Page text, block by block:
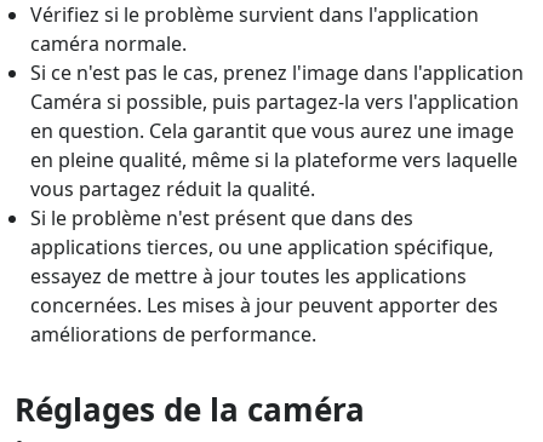
Vérifiez si le problème survient dans l'application
caméra normale.
Si ce n'est pas le cas, prenez l'image dans l'application
Caméra si possible, puis partagez-la vers l'application
en question. Cela garantit que vous aurez une image
en pleine qualité, même si la plateforme vers laquelle
vous partagez réduit la qualité.
Si le problème n'est présent que dans des
applications tierces, ou une application spécifique,
essayez de mettre à jour toutes les applications
concernées. Les mises à jour peuvent apporter des
améliorations de performance.
Réglages de la caméra